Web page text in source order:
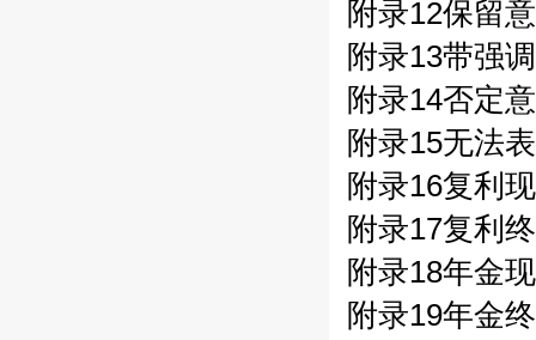
附录12保留
附录13带强
附录14否定
附录15无法
附录16复利
附录17复利
附录18年金
附录19年金